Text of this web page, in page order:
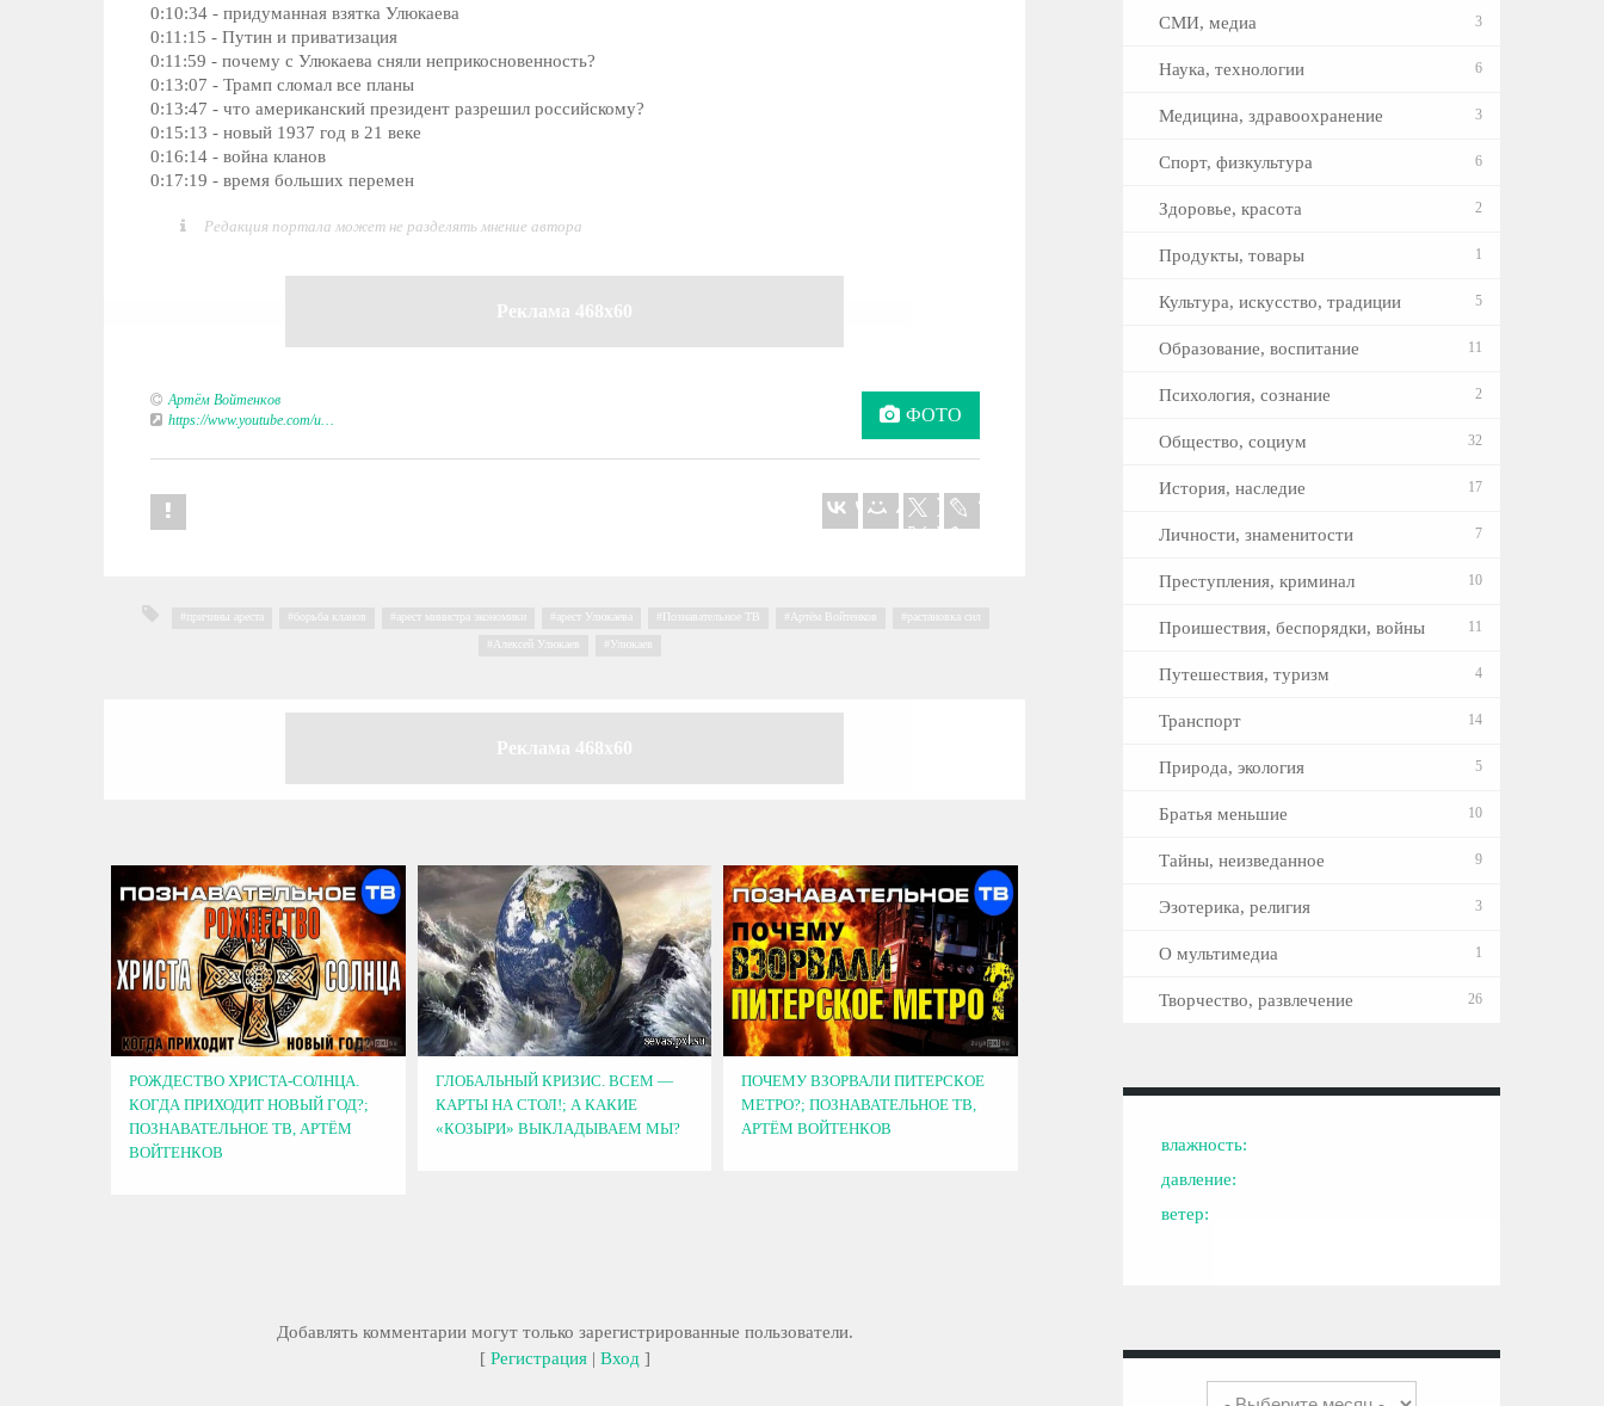
0:10:34 - придуманная взятка Улюкаева
0:11:15 - Путин и приватизация
0:11:59 - почему с Улюкаева сняли неприкосновенность?
0:13:07 - Трамп сломал все планы
0:13:47 - что американский президент разрешил российскому?
0:15:13 - новый 1937 год в 21 веке
0:16:14 - война кланов
0:17:19 - время больших перемен
Редакция портала может не разделять мнение автора
Реклама 468x60
Артём Войтенков
https://www.youtube.com/u…
ФОТО
причины ареста борьба кланов арест министра экономики арест Улюкаева Познавательное ТВ Артём Войтенков растановка сил
Алексей Улюкаев Улюкаев
Реклама 468x60
РОЖДЕСТВО ХРИСТА-СОЛНЦА.
КОГДА ПРИХОДИТ НОВЫЙ ГОД?;
ПОЗНАВАТЕЛЬНОЕ ТВ, АРТЁМ
ВОЙТЕНКОВ
ГЛОБАЛЬНЫЙ КРИЗИС. ВСЕМ —
КАРТЫ НА СТОЛ!; А КАКИЕ
«КОЗЫРИ» ВЫКЛАДЫВАЕМ МЫ?
ПОЧЕМУ ВЗОРВАЛИ ПИТЕРСКОЕ
МЕТРО?; ПОЗНАВАТЕЛЬНОЕ ТВ,
АРТЁМ ВОЙТЕНКОВ
Добавлять комментарии могут только зарегистрированные пользователи.
[ Регистрация| Вход ]
СМИ, медиа 3
Наука, технологии 6
Медицина, здравоохранение 3
Спорт, физкультура 6
Здоровье, красота 2
Продукты, товары 1
Культура, искусство, традиции 5
Образование, воспитание 11
Психология, сознание 2
Общество, социум 32
История, наследие 17
Личности, знаменитости 7
Преступления, криминал 10
Проишествия, беспорядки, войны 11
Путешествия, туризм 4
Транспорт 14
Природа, экология 5
Братья меньшие 10
Тайны, неизведанное 9
Эзотерика, религия 3
О мультимедиа 1
Творчество, развлечение 26
влажность:
давление:
ветер: